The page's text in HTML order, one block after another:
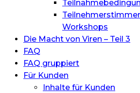
Workshops
Die Macht von Viren – Teil 3
FAQ
FAQ gruppiert
Für Kunden
Inhalte für Kunden